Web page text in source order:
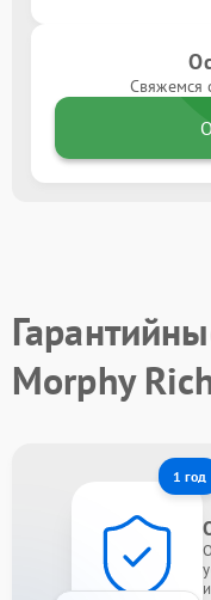
Свяжемся
Morphy
1 год